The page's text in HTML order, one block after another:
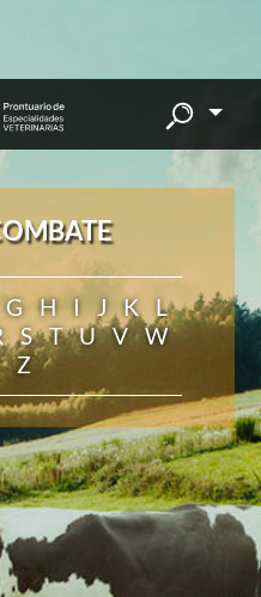
G H I J K
L
S T U V
W
Z